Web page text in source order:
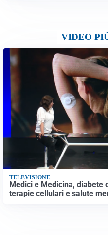
VIDEO
TELEVISIONE
Medici e Medicina, diabete
terapie cellulari e salute